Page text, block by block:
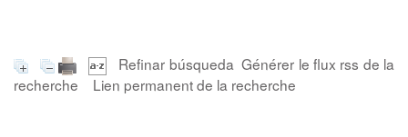
Refinar búsqueda Générer le flux rss de la
recherche
Lien permanent de la recherche